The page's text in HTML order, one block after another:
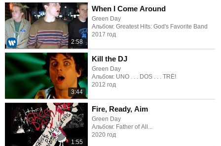
2:58
When I Come Around
Green Day
Альбом: Greatest Hits: God's Favorite Band
2017 год
3:44
Kill the DJ
Green Day
Альбом: UNO . . . DOS . . . TRÉ!
2012 год
1:55
Fire, Ready, Aim
Green Day
Альбом: Father of All...
2020 год